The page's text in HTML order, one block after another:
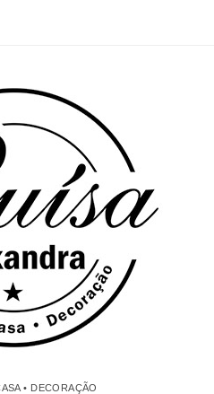
• DECORAÇÃO